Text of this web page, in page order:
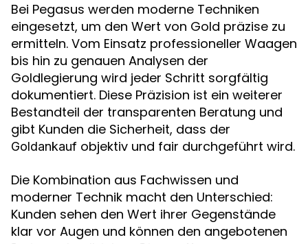
Bei Pegasus werden moderne Techniken
eingesetzt, um den Wert von Gold präzise zu
ermitteln. Vom Einsatz professioneller Waagen
bis hin zu genauen Analysen der
Goldlegierung wird jeder Schritt sorgfältig
dokumentiert. Diese Präzision ist ein weiterer
Bestandteil der transparenten Beratung und
gibt Kunden die Sicherheit, dass der
Goldankauf objektiv und fair durchgeführt wird.
Die Kombination aus Fachwissen und
moderner Technik macht den Unterschied:
Kunden sehen den Wert ihrer Gegenstände
klar vor Augen und können den angebotenen